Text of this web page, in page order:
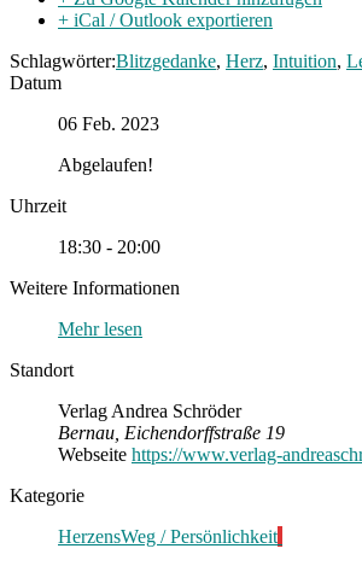
+ iCal / Outlook exportieren
Schlagwörter:Blitzgedanke, Herz, Intuition,
Datum
06 Feb. 2023
Abgelaufen!
Uhrzeit
18:30 - 20:00
Weitere Informationen
Mehr lesen
Standort
Verlag Andrea Schröder
Bernau, Eichendorffstraße 19
Webseite https://www.verlag-
Kategorie
HerzensWeg / Persönlichkeit